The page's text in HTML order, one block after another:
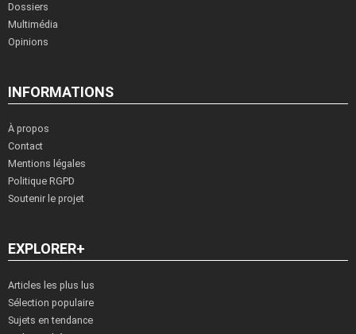
Dossiers
Multimédia
Opinions
INFORMATIONS
À propos
Contact
Mentions légales
Politique RGPD
Soutenir le projet
EXPLORER+
Articles les plus lus
Sélection populaire
Sujets en tendance